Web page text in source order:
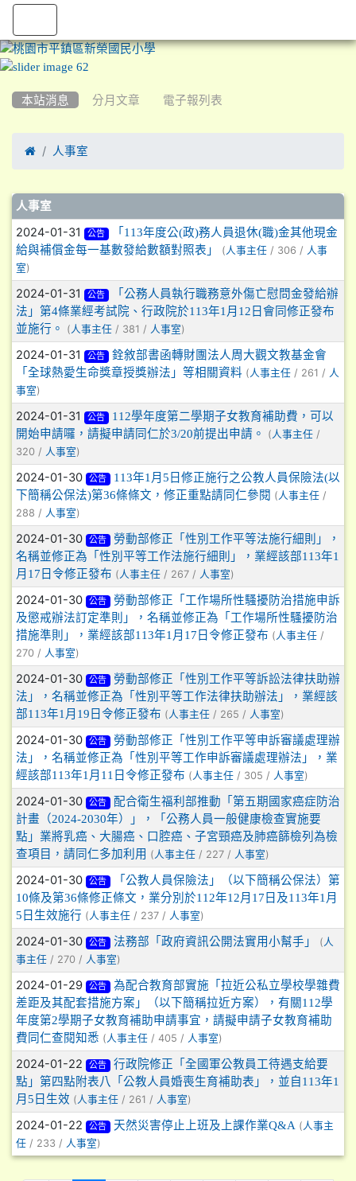
本站消息 分月文章 電子報列表
 人事室
文章列表
人事室
2024-01-31 公告
「113年度公(政)務人員退休(職)金其他現金
給與補償金每一基數發給數額對照表」
( 人事主任 / 306 / 人事
室)
2024-01-31 公告
「公務人員執行職務意外傷亡慰問金發給辦
法」第4條業經考試院、行政院於113年1月12日會同修正發布
並施行。
( 人事主任 / 381 / 人事室)
2024-01-31 公告
銓敘部書函轉財團法人周大觀文教基金會
「全球熱愛生命獎章授獎辦法」等相關資料 ( 人事主任 / 261 / 人
事室)
2024-01-31 公告
112學年度第二學期子女教育補助費，可以
開始申請囉，請擬申請同仁於3/20前提出申請。
( 人事主任 /
320 / 人事室)
2024-01-30 公告
113年1月5日修正施行之公教人員保險法(以
下簡稱公保法)第36條條文，修正重點請同仁參閱 ( 人事主任 /
288 / 人事室)
2024-01-30 公告
勞動部修正「性別工作平等法施行細則」，
名稱並修正為「性別平等工作法施行細則」，業經該部113年1
月17日令修正發布 ( 人事主任 / 267 / 人事室)
2024-01-30 公告
勞動部修正「工作場所性騷擾防治措施申訴
及懲戒辦法訂定準則」，名稱並修正為「工作場所性騷擾防治
措施準則」，業經該部113年1月17日令修正發布 ( 人事主任 /
270 / 人事室)
2024-01-30 公告
勞動部修正「性別工作平等訴訟法律扶助辦
法」，名稱並修正為「性別平等工作法律扶助辦法」，業經該
部113年1月19日令修正發布 ( 人事主任 / 265 / 人事室)
2024-01-30 公告
勞動部修正「性別工作平等申訴審議處理辦
法」，名稱並修正為「性別平等工作申訴審議處理辦法」，業
經該部113年1月11日令修正發布 ( 人事主任 / 305 / 人事室)
2024-01-30 公告
配合衛生福利部推動「第五期國家癌症防治
計畫（2024-2030年）」，「公務人員一般健康檢查實施要
點」業將乳癌、大腸癌、口腔癌、子宮頸癌及肺癌篩檢列為檢
查項目，請同仁多加利用 ( 人事主任 / 227 / 人事室)
2024-01-30 公告
「公教人員保險法」（以下簡稱公保法）第
10條及第36條修正條文，業分別於112年12月17日及113年1月
5日生效施行 ( 人事主任 / 237 / 人事室)
2024-01-30 公告 法務部「政府資訊公開法實用小幫手」 ( 人
事主任 / 270 / 人事室)
2024-01-29 公告
為配合教育部實施「拉近公私立學校學雜費
差距及其配套措施方案」（以下簡稱拉近方案），有關112學
年度第2學期子女教育補助申請事宜，請擬申請子女教育補助
費同仁查閱知悉 ( 人事主任 / 405 / 人事室)
2024-01-22 公告
行政院修正「全國軍公教員工待遇支給要
點」第四點附表八「公教人員婚喪生育補助表」，並自113年1
月5日生效 ( 人事主任 / 261 / 人事室)
2024-01-22 公告 天然災害停止上班及上課作業Q&A ( 人事主
任 / 233 / 人事室)